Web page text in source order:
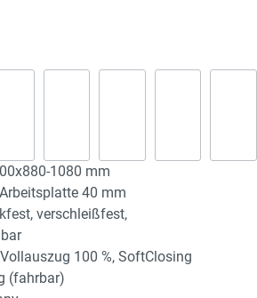
1080 mm
40 mm
verschleißfest,
100 %, SoftClosing
(fahrbar)